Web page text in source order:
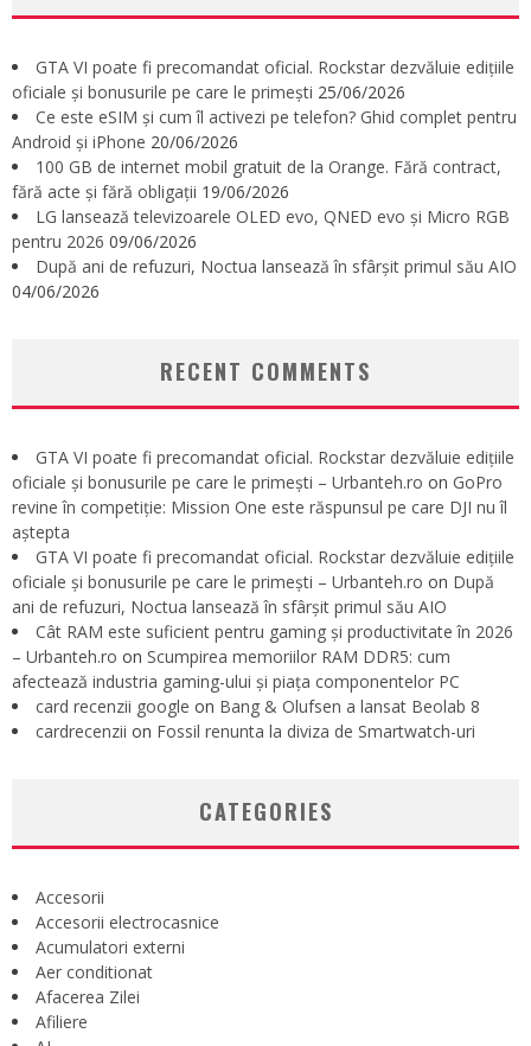
GTA VI poate fi precomandat oficial. Rockstar dezvăluie edițiile
oficiale și bonusurile pe care le primești 25/06/2026
Ce este eSIM și cum îl activezi pe telefon? Ghid complet pentru
Android și iPhone 20/06/2026
100 GB de internet mobil gratuit de la Orange. Fără contract,
fără acte și fără obligații 19/06/2026
LG lansează televizoarele OLED evo, QNED evo și Micro RGB
pentru 2026 09/06/2026
După ani de refuzuri, Noctua lansează în sfârșit primul său AIO
04/06/2026
RECENT COMMENTS
GTA VI poate fi precomandat oficial. Rockstar dezvăluie edițiile
oficiale și bonusurile pe care le primești – Urbanteh.ro on GoPro
revine în competiție: Mission One este răspunsul pe care DJI nu îl
aștepta
GTA VI poate fi precomandat oficial. Rockstar dezvăluie edițiile
oficiale și bonusurile pe care le primești – Urbanteh.ro on După
ani de refuzuri, Noctua lansează în sfârșit primul său AIO
Cât RAM este suficient pentru gaming și productivitate în 2026
– Urbanteh.ro on Scumpirea memoriilor RAM DDR5: cum
afectează industria gaming-ului și piața componentelor PC
card recenzii google on Bang & Olufsen a lansat Beolab 8
cardrecenzii on Fossil renunta la diviza de Smartwatch-uri
CATEGORIES
Accesorii
Accesorii electrocasnice
Acumulatori externi
Aer conditionat
Afacerea Zilei
Afiliere